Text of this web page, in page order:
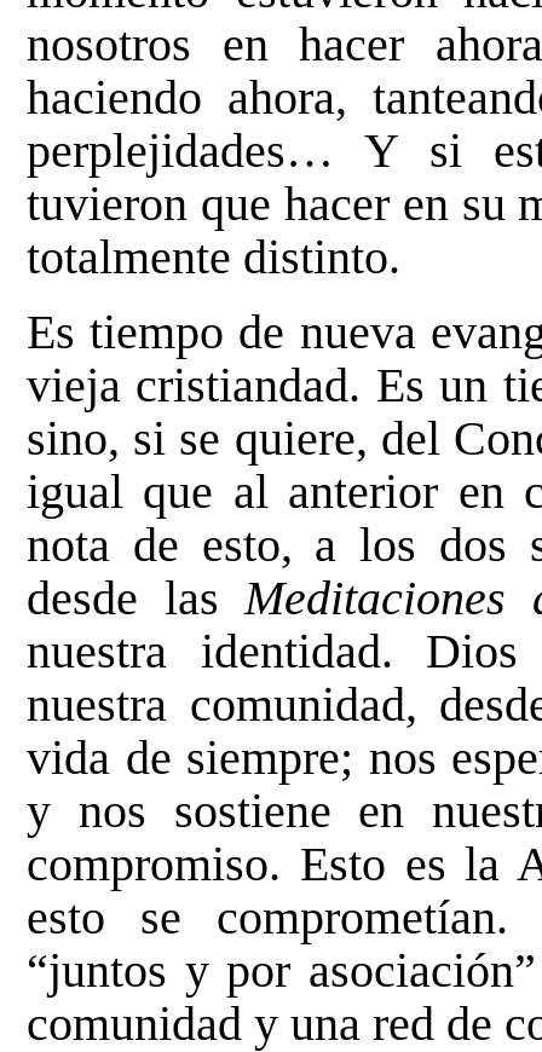
nosotros en hacer
haciendo ahora,
perplejidades… Y si
tuvieron que hacer en su
totalmente distinto.
Es tiempo de nueva
vieja cristiandad. Es un
sino, si se quiere, del
igual que al anterior en
nota de esto, a los dos
desde las
nuestra identidad.
nuestra comunidad,
vida de siempre; nos
y nos sostiene en
compromiso. Esto es la
esto se
“juntos y por
comunidad y una red de